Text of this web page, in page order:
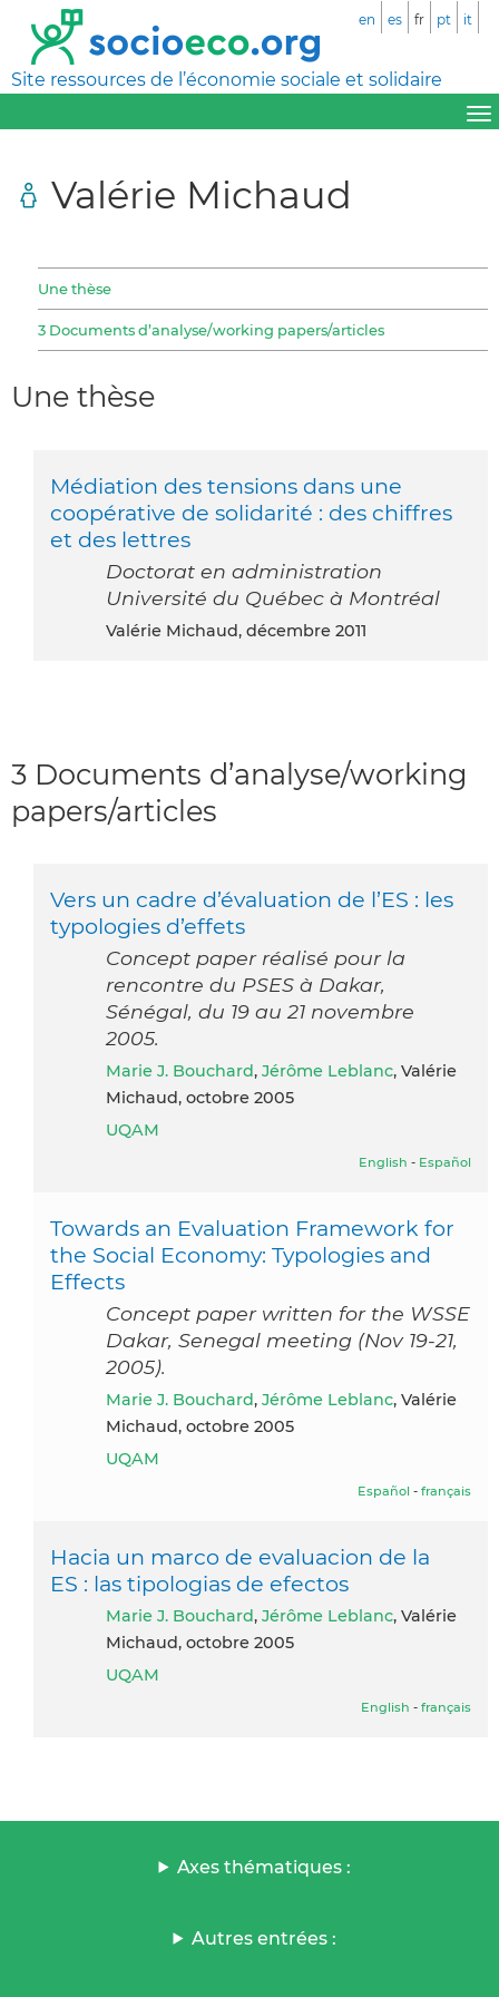
Site ressources de l’économie sociale et solidaire
en es fr pt it
Valérie Michaud
Une thèse
3 Documents d’analyse/working papers/articles
Une thèse
Médiation des tensions dans une
coopérative de solidarité : des chiffres
et des lettres
Doctorat en administration
Université du Québec à Montréal
Valérie Michaud, décembre 2011
3 Documents d’analyse/working
papers/articles
Vers un cadre d’évaluation de l’ES : les
typologies d’effets
Concept paper réalisé pour la
rencontre du PSES à Dakar,
Sénégal, du 19 au 21 novembre
2005.
Marie J. Bouchard, Jérôme Leblanc, Valérie
Michaud, octobre 2005
UQAM
English - Español
Towards an Evaluation Framework for
the Social Economy: Typologies and
Effects
Concept paper written for the WSSE
Dakar, Senegal meeting (Nov 19-21,
2005).
Marie J. Bouchard, Jérôme Leblanc, Valérie
Michaud, octobre 2005
UQAM
Español - français
Hacia un marco de evaluacion de la
ES : las tipologias de efectos
Marie J. Bouchard, Jérôme Leblanc, Valérie
Michaud, octobre 2005
UQAM
English - français
Axes thématiques :
Autres entrées :